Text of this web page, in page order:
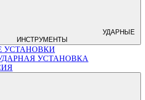
УДАРНЫЕ
ИНСТРУМЕНТЫ
УСТАНОВКИ
УСТАНОВКА